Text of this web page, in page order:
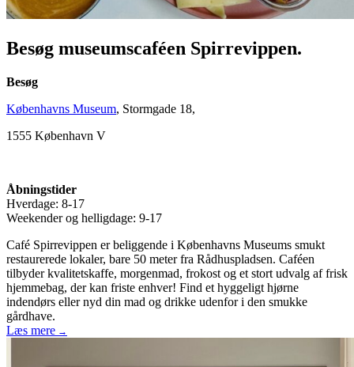
Besøg museumscaféen Spirrevippen.
Besøg
Københavns Museum, Stormgade 18,
1555 København V
Åbningstider
Hverdage: 8-17
Weekender og helligdage: 9-17
Café Spirrevippen er beliggende i Københavns Museums smukt
restaurerede lokaler, bare 50 meter fra Rådhuspladsen. Caféen
tilbyder kvalitetskaffe, morgenmad, frokost og et stort udvalg af frisk
hjemmebag, der kan friste enhver! Find et hyggeligt hjørne
indendørs eller nyd din mad og drikke udenfor i den smukke
gårdhave.
Læs mere